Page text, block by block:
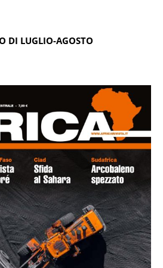
DI LUGLIO-AGOSTO